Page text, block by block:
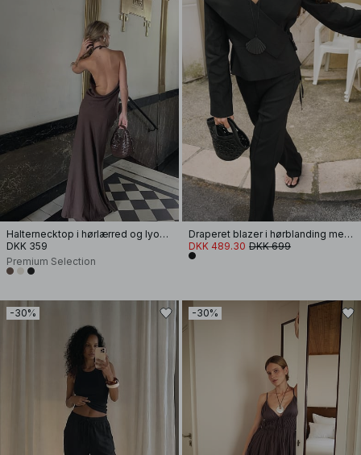
Halternecktop i hørlærred og lyocellblanding
DKK 359
Premium Selection
Draperet blazer i hørblanding med slag
DKK 489.30 DKK 699
-30% -30%